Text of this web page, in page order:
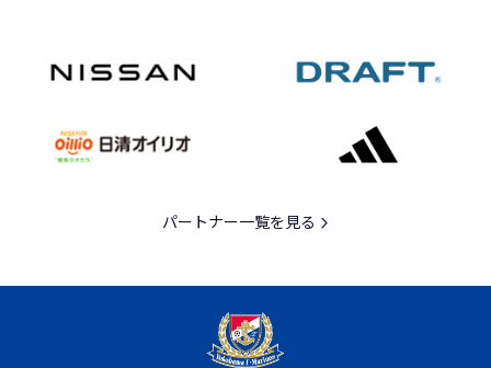
パートナー一覧を見る